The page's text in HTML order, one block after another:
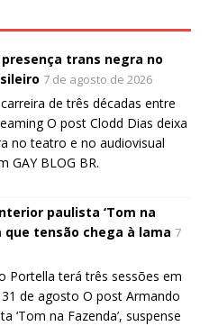
trans negra no
7 de agosto de 2026
de três décadas entre
O post Clodd Dias deixa
no teatro e no audiovisual
GAY BLOG BR.
paulista ‘Tom na
que tensão chega à lama 7
Portella terá três sessões em
de agosto O post Armando
‘Tom na Fazenda’, suspense